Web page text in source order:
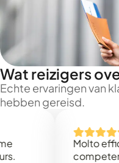
Wat reizigers
Echte ervaringen van
hebben gereisd.
Molto efficace!
competenza!